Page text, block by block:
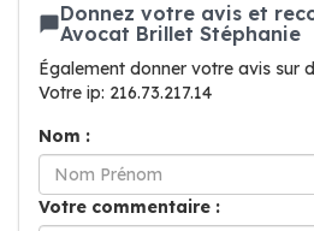
Donnez votre avis et
Avocat Brillet Stéphanie
Également donner votre avis sur
Votre ip: 216.73.217.14
Nom :
Votre commentaire :